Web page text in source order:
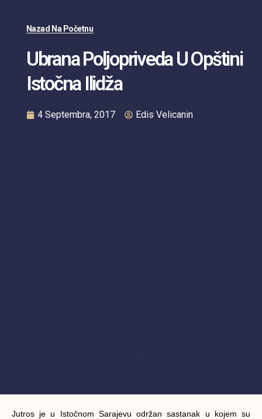
Nazad Na Početnu
Ubrana Poljopriveda U Opštini
Istočna Ilidža
4 Septembra, 2017 Edis Velicanin
Jutros je u Istočnom Sarajevu održan sastanak u kojem su